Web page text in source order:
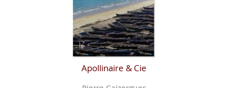
Apollinaire & Cie